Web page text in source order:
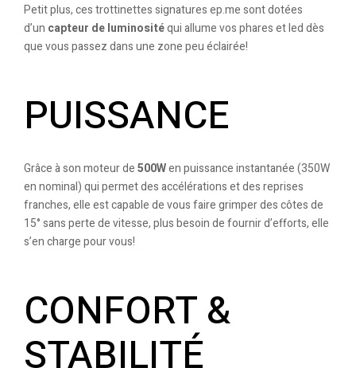
Petit plus, ces trottinettes signatures ep.me sont dotées
d’un capteur de luminositéqui allume vos phares et led dès
que vous passez dans une zone peu éclairée!
PUISSANCE
Grâce à son moteur de500Wen puissance instantanée (350W
en nominal) qui permet des accélérations et des reprises
franches, elle est capable de vous faire grimper des côtes de
15° sans perte de vitesse, plus besoin de fournir d’efforts, elle
s’en charge pour vous!
CONFORT &
STABILITÉ